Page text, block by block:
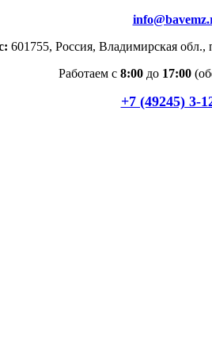
601755, Россия, Владимирская обл.,
Работаем с 8:00до 17:00
+7 (49245) 3-